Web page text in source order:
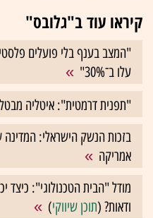
קיראו עוד ב"גלובס"
"המצב בענף בלי פועלים
עלו ב־30%"
"תפנית דרמטית": איטליה
בזכות הנשק הישראלי:
אמריקה
ודאות? (תוכן שיווקי)